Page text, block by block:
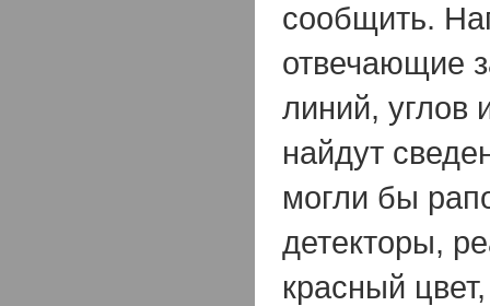
сообщить.
отвечающие
линий, углов
найдут
могли бы
детекторы,
красный